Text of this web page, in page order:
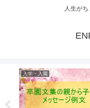
人生が
入学・入園